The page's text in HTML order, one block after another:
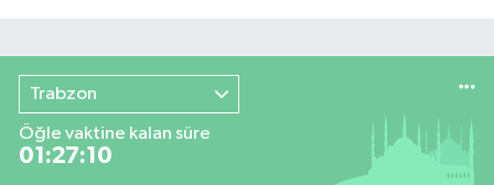
Trabzon
Öğle vaktine kalan süre
01:27:09